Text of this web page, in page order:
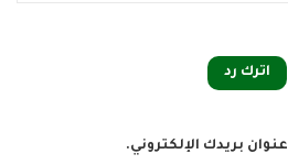
اترك رد
بريدك الإلكتروني.